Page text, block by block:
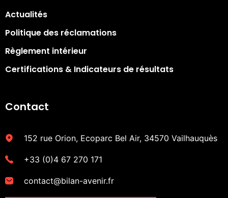
Actualités
Politique des réclamations
Règlement intérieur
Certifications & Indicateurs de résultats​
Contact
152 rue Orion, Ecoparc Bel Air, 34570 Vailhauquès
+33 (0)4 67 270 171
contact@bilan-avenir.fr